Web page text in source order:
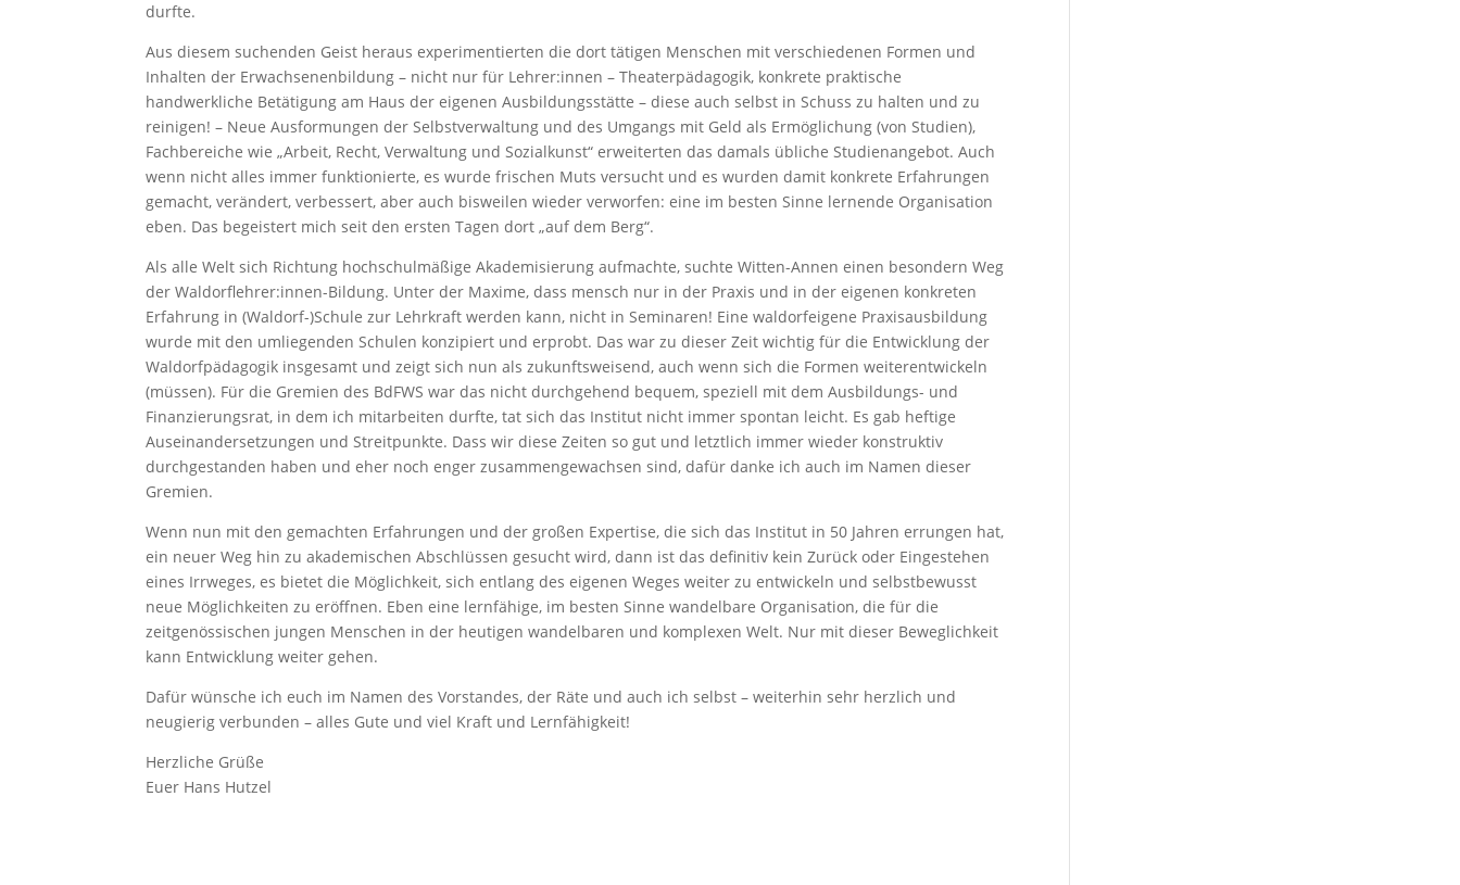
durfte.
Aus diesem suchenden Geist heraus experimentierten die dort tätigen Menschen mit verschiedenen Formen und
Inhalten der Erwachsenenbildung – nicht nur für Lehrer:innen – Theaterpädagogik, konkrete praktische
handwerkliche Betätigung am Haus der eigenen Ausbildungsstätte – diese auch selbst in Schuss zu halten und zu
reinigen! – Neue Ausformungen der Selbstverwaltung und des Umgangs mit Geld als Ermöglichung (von Studien),
Fachbereiche wie „Arbeit, Recht, Verwaltung und Sozialkunst“ erweiterten das damals übliche Studienangebot. Auch
wenn nicht alles immer funktionierte, es wurde frischen Muts versucht und es wurden damit konkrete Erfahrungen
gemacht, verändert, verbessert, aber auch bisweilen wieder verworfen: eine im besten Sinne lernende Organisation
eben. Das begeistert mich seit den ersten Tagen dort „auf dem Berg“.
Als alle Welt sich Richtung hochschulmäßige Akademisierung aufmachte, suchte Witten-Annen einen besondern Weg
der Waldorflehrer:innen-Bildung. Unter der Maxime, dass mensch nur in der Praxis und in der eigenen konkreten
Erfahrung in (Waldorf-)Schule zur Lehrkraft werden kann, nicht in Seminaren! Eine waldorfeigene Praxisausbildung
wurde mit den umliegenden Schulen konzipiert und erprobt. Das war zu dieser Zeit wichtig für die Entwicklung der
Waldorfpädagogik insgesamt und zeigt sich nun als zukunftsweisend, auch wenn sich die Formen weiterentwickeln
(müssen). Für die Gremien des BdFWS war das nicht durchgehend bequem, speziell mit dem Ausbildungs- und
Finanzierungsrat, in dem ich mitarbeiten durfte, tat sich das Institut nicht immer spontan leicht. Es gab heftige
Auseinandersetzungen und Streitpunkte. Dass wir diese Zeiten so gut und letztlich immer wieder konstruktiv
durchgestanden haben und eher noch enger zusammengewachsen sind, dafür danke ich auch im Namen dieser
Gremien.
Wenn nun mit den gemachten Erfahrungen und der großen Expertise, die sich das Institut in 50 Jahren errungen hat,
ein neuer Weg hin zu akademischen Abschlüssen gesucht wird, dann ist das definitiv kein Zurück oder Eingestehen
eines Irrweges, es bietet die Möglichkeit, sich entlang des eigenen Weges weiter zu entwickeln und selbstbewusst
neue Möglichkeiten zu eröffnen. Eben eine lernfähige, im besten Sinne wandelbare Organisation, die für die
zeitgenössischen jungen Menschen in der heutigen wandelbaren und komplexen Welt. Nur mit dieser Beweglichkeit
kann Entwicklung weiter gehen.
Dafür wünsche ich euch im Namen des Vorstandes, der Räte und auch ich selbst – weiterhin sehr herzlich und
neugierig verbunden – alles Gute und viel Kraft und Lernfähigkeit!
Herzliche Grüße
Euer Hans Hutzel